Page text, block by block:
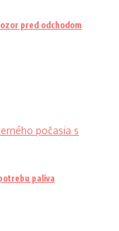
pred odchodom
paliva